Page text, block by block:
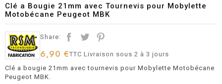
Clé a Bougie 21mm avec Tournevis pour Mobylette
Motobécane Peugeot MBK
Share:
6,90 €TTCLivraison sous 2 à 3 jours
Clé a bougie 21mm avec tournevis pour Mobylette Motobécane
Peugeot MBK.